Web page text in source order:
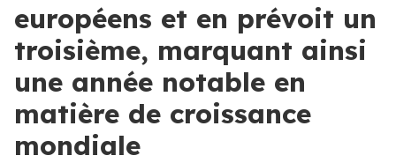
européens et en prévoit un
troisième, marquant ainsi
une année notable en
matière de croissance
mondiale